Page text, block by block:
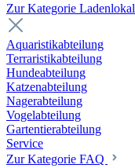
Zur Kategorie Ladenlokal
Aquaristikabteilung
Terraristikabteilung
Hundeabteilung
Katzenabteilung
Nagerabteilung
Vogelabteilung
Gartentierabteilung
Service
Zur Kategorie FAQ